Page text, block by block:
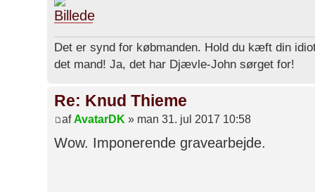
Det er synd for købmanden. Hold du kæft din
det mand! Ja, det har Djævle-John sørget for!
Re: Knud Thieme
afAvatarDK » man 31. jul 2017 10:58
Wow. Imponerende gravearbejde.